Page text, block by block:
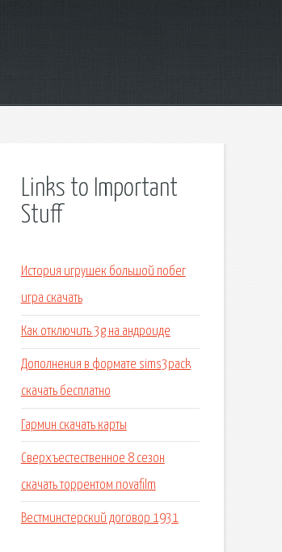
Links to Important
Stuff
История игрушек большой побег
игра скачать
Как отключить 3g на андроиде
Дополнения в формате sims3pack
скачать бесплатно
Гармин скачать карты
Сверхъестественное 8 сезон
скачать торрентом novafilm
Вестминстерский договор 1931